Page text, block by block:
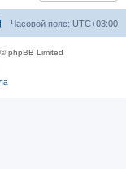
Часовой пояс: UTC+03:00
phpBB Limited